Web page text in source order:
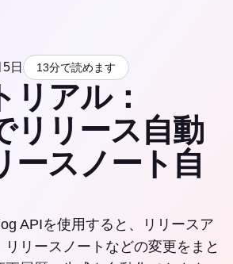
日 13分で読めます
リアル：
リリース自動
ースノート自
APIを使用すると、リリースア
リースノートなどの変更をまと